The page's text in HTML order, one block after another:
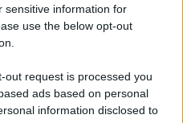
sensitive information for
use the below opt-out
request is processed you
ads based on personal
information disclosed to